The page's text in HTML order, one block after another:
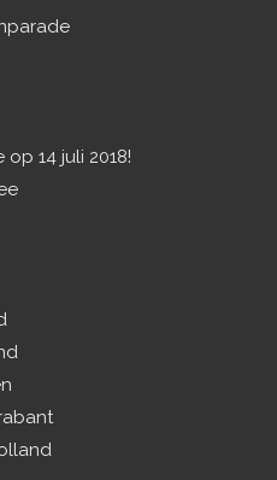
14 juli 2018!